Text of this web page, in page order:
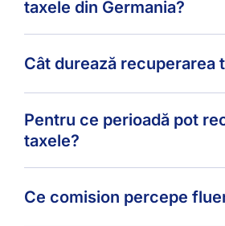
taxele din Germania?
Cât durează recuperarea
Pentru ce perioadă pot
taxele?
Ce comision percepe